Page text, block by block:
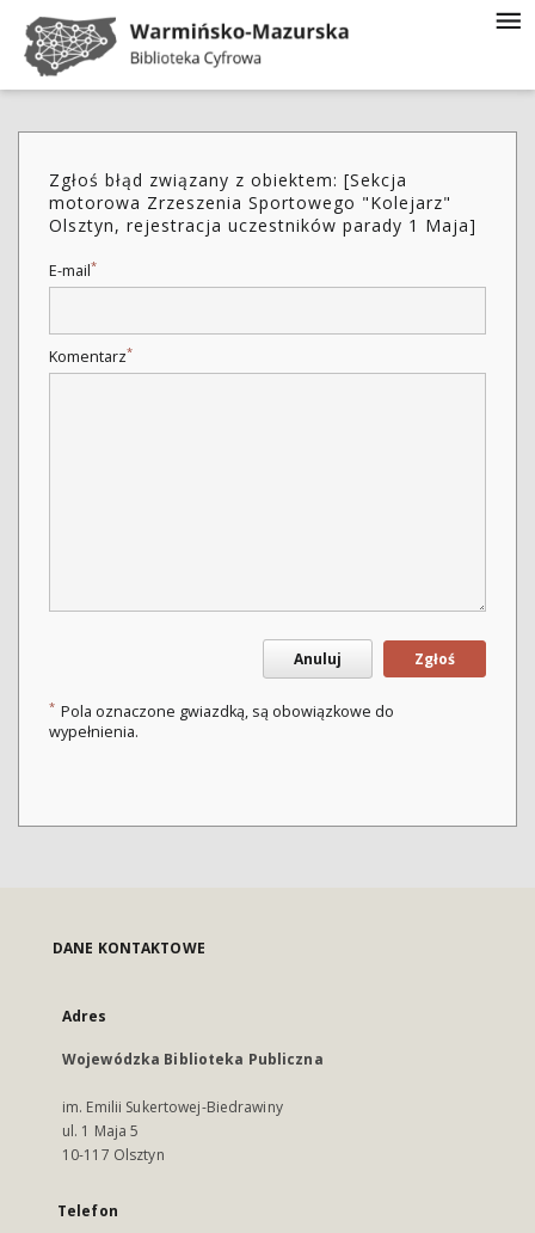
Zgłoś błąd związany z obiektem: [Sekcja
motorowa Zrzeszenia Sportowego "Kolejarz"
Olsztyn, rejestracja uczestników parady 1 Maja]
E-mail*
Komentarz*
Anuluj Zgłoś
* Pola oznaczone gwiazdką, są obowiązkowe do
wypełnienia.
DANE KONTAKTOWE
Adres
Wojewódzka Biblioteka Publiczna
im. Emilii Sukertowej-Biedrawiny
ul. 1 Maja 5
10-117 Olsztyn
Telefon